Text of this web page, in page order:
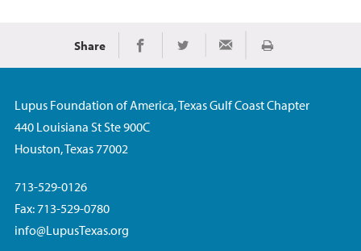
Share Share on Facebook
Share on TwitterShare via EmailImprimir
Lupus Foundation of America, Texas Gulf Coast Chapter
440 Louisiana St Ste 900C
Houston, Texas 77002
713-529-0126
Fax: 713-529-0780
info@LupusTexas.org